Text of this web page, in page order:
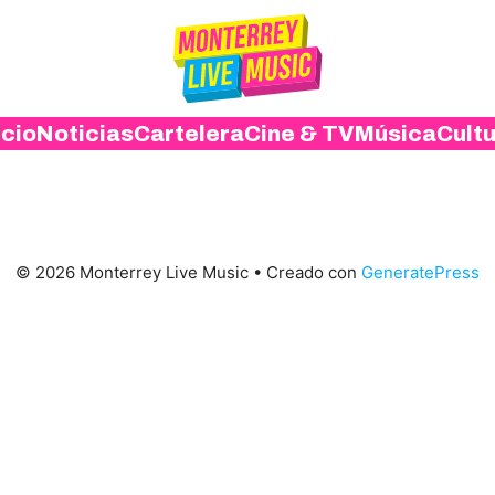
NoticiasCarteleraCine & TVMúsica
© 2026 Monterrey Live Music • Creado con GeneratePress